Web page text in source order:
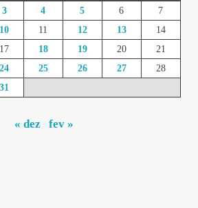
3 4 5 6
7
10 11 12 13
14
17 18 19 20
21
24 25 26 27
28
31
« dez fev »